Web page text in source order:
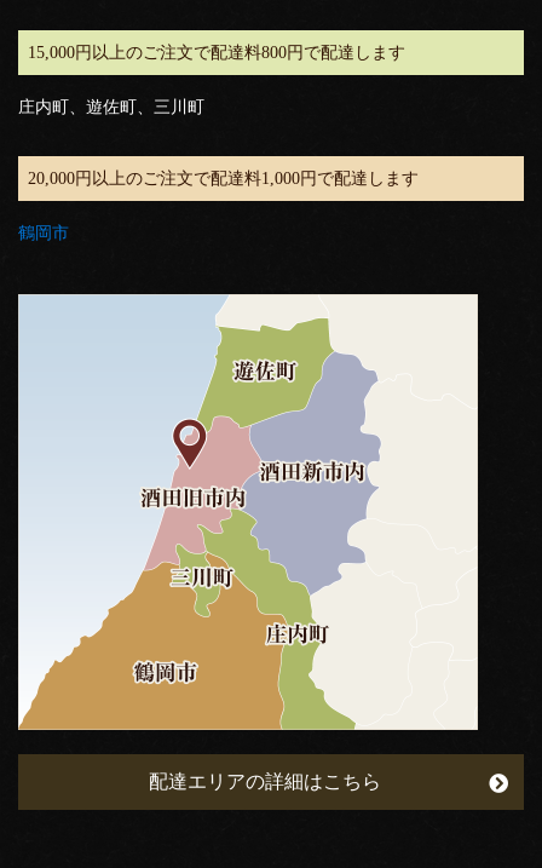
15,000円以上のご注文で配達料800円で配達します
庄内町、遊佐町、三川町
20,000円以上のご注文で配達料1,000円で配達します
鶴岡市
配達エリアの詳細はこちら